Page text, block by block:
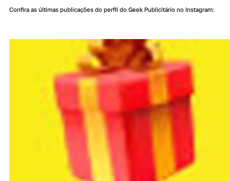
Confira as últimas publicações do perfil do Geek Publicitário no Instagram: